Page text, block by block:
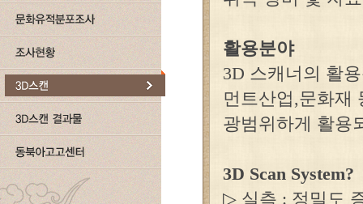
활용분야
3D 스캐너의 활
먼트산업,문화재
광범위하게 활용
3D Scan System?
▷ 실측 : 정밀도